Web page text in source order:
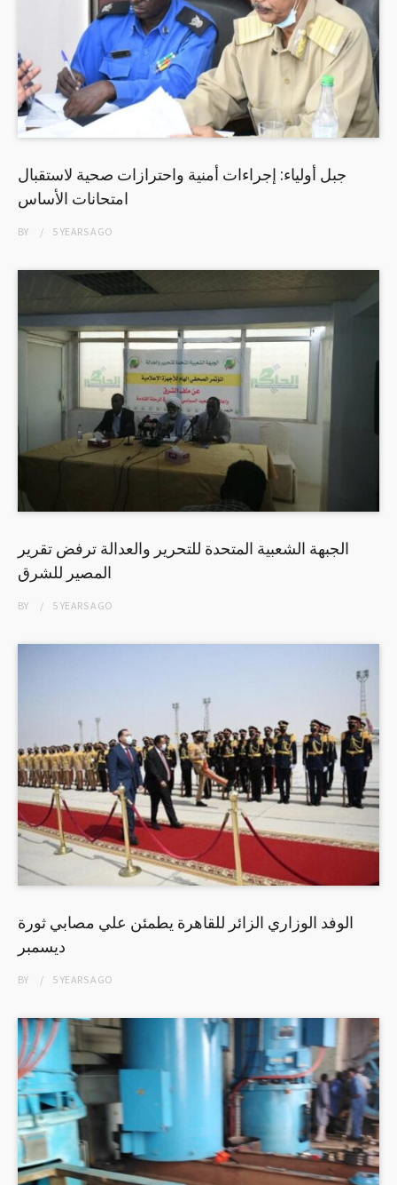
جبل أولياء: إجراءات أمنية واحترازات صحية لاستقبال
امتحانات الأساس
BY 5 YEARSAGO
الجبهة الشعبية المتحدة للتحرير والعدالة ترفض تقرير
المصير للشرق
BY 5 YEARSAGO
الوفد الوزاري الزائر للقاهرة يطمئن علي مصابي ثورة
ديسمبر
BY 5 YEARSAGO